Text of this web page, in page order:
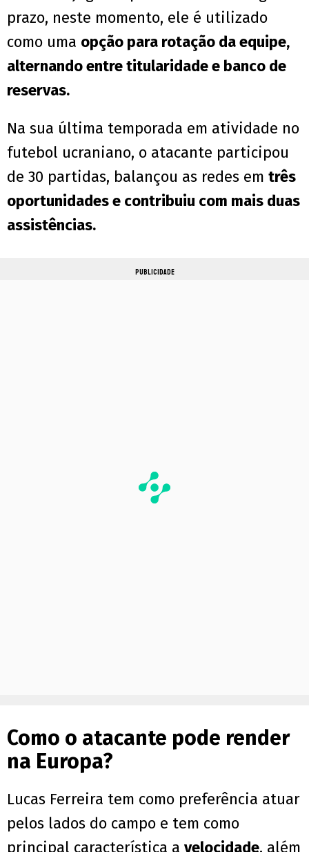
prazo, neste momento, ele é utilizado
como uma opção para rotação da equipe,
alternando entre titularidade e banco de
reservas.
Na sua última temporada em atividade no
futebol ucraniano, o atacante participou
de 30 partidas, balançou as redes em três
oportunidades e contribuiu com mais duas
assistências.
PUBLICIDADE
Como o atacante pode render
na Europa?
Lucas Ferreira tem como preferência atuar
pelos lados do campo e tem como
principal característica a velocidade, além